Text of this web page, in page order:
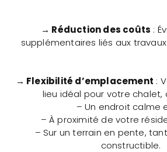
→ Réduction des coûts :
supplémentaires liés aux
→ Flexibilité d’emplacement :
lieu idéal pour votre chalet,
– Un endroit calme
– À proximité de votre
– Sur un terrain en pente,
constructible.